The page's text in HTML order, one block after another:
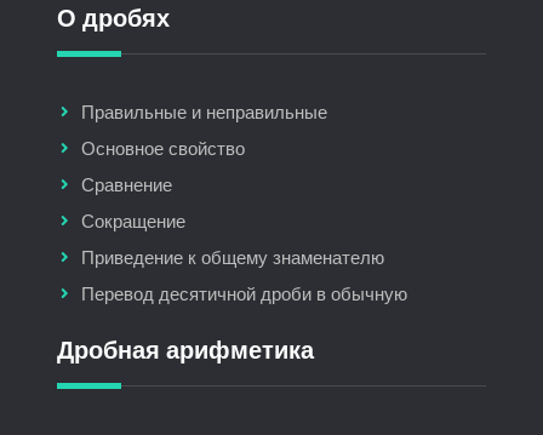
О дробях
Правильные и неправильные
Основное свойство
Сравнение
Сокращение
Приведение к общему знаменателю
Перевод десятичной дроби в обычную
Дробная арифметика